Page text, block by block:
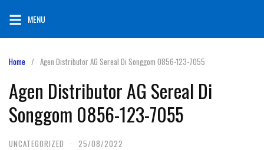
content
MENU
Home Agen Distributor AG Sereal Di Songgom 0856-123-7055
Agen Distributor AG Sereal Di
Songgom 0856-123-7055
UNCATEGORIZED · 25/08/2022